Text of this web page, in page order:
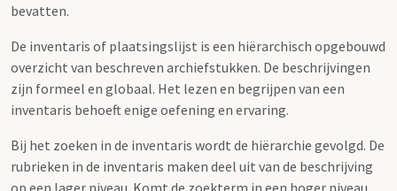
bevatten.
De inventaris of plaatsingslijst is een hiërarchisch opgebouwd
overzicht van beschreven archiefstukken. De beschrijvingen
zijn formeel en globaal. Het lezen en begrijpen van een
inventaris behoeft enige oefening en ervaring.
Bij het zoeken in de inventaris wordt de hiërarchie gevolgd. De
rubrieken in de inventaris maken deel uit van de beschrijving
op een lager niveau. Komt de zoekterm in een hoger niveau